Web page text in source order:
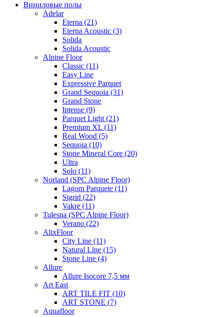
Виниловые полы
Adelar
Eterna (21)
Eterna Acoustic (3)
Solida
Solida Acoustic
Alpine Floor
Classic (11)
Easy Line
Expressive Parquet
Grand Sequoia (31)
Grand Stone
Intense (9)
Parquet Light (21)
Premium XL (11)
Real Wood (5)
Sequoia (10)
Stone Mineral Core (20)
Ultra
Solo (11)
Norland (SPC Alpine Floor)
Lagom Parquete (11)
Sigrid (22)
Vakre (11)
Tulesna (SPC Alpine Floor)
Verano (22)
AlixFloor
City Line (11)
Natural Line (15)
Stone Line (4)
Allure
Allure Isocore 7,5 мм
Art East
ART TILE FIT (10)
ART STONE (7)
Aquafloor